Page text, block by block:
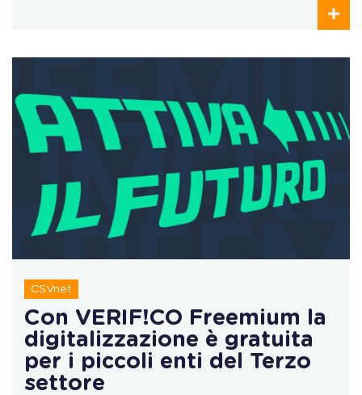
CSVnet
Con VERIF!CO Freemium la
digitalizzazione è gratuita
per i piccoli enti del Terzo
settore